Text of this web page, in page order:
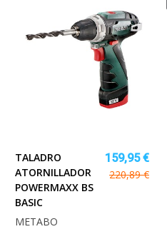
TALADRO
ATORNILLADOR
POWERMAXX BS
BASIC
159,95 €
220,89 €
METABO